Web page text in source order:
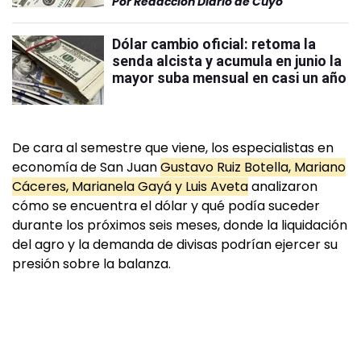
Dólar cambio oficial: retoma la
senda alcista y acumula en junio la
mayor suba mensual en casi un año
De cara al semestre que viene, los especialistas en
economía de San JuanGustavo Ruiz Botella, Mariano
Cáceres, Marianela Gayá y Luis Avetaanalizaron
cómo se encuentra el dólar y qué podía suceder
durante los próximos seis meses, donde la liquidación
del agro y la demanda de divisas podrían ejercer su
presión sobre la balanza.